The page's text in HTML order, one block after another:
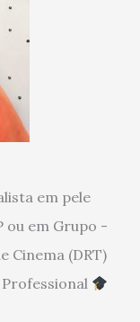
em pele
ou em Grupo -
Cinema (DRT)